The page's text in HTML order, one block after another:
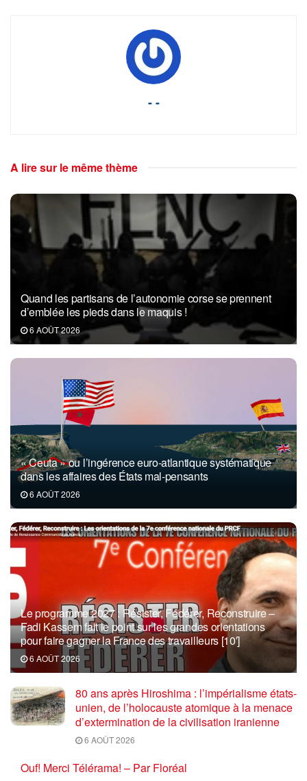
- -
A lire sur le même thème
Quand les partisans de l’autonomie corse se prennent
d’emblée les pieds dans le maquis !
6 AOÛT 2026
« Ceuta » ou l’ingérence euro-atlantique systématique
dans les affaires des États mal-pensants
6 AOÛT 2026
Le programme 2027 : Résister, Fédérer, Reconstruire –
Fadi Kassem fait le point sur les grandes orientations
pour faire gagner la France des travailleurs [10′]
6 AOÛT 2026
80 ans après Hiroshima : l’impérialisme états-
unien, de l’holocauste atomique à la menace
d’extermination de la civilisation iranienne
6 AOÛT 2026
Ouf! Merci Télérama! – Par Floréal